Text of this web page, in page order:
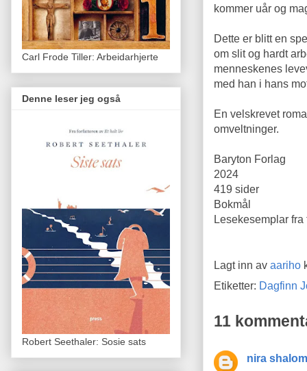
kommer uår og
Dette er blitt en
om slit og hardt
menneskenes
med han i hans
En velskrevet
omveltninger.
Baryton Forlag
2024
419 sider
Bokmål
Lesekesemplar fra
Lagt inn av aariho
Etiketter: Dagfinn
11
nira shalom
Carl Frode Tiller: Arbeidarhjerte
Denne leser jeg også
Robert Seethaler: Sosie sats